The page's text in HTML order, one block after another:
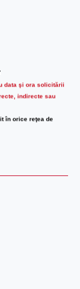
data şi ora solicitării
indirecte sau
în orice reţea de